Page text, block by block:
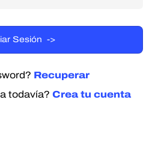
Recuperar
todavía? Crea tu cuenta